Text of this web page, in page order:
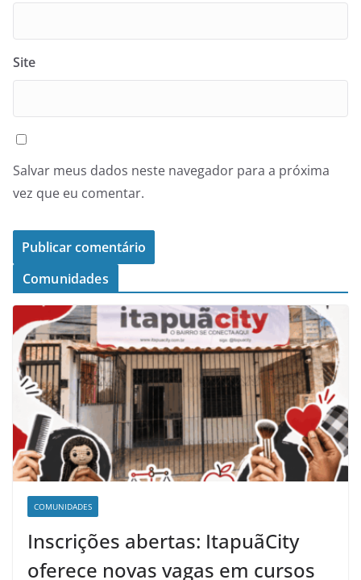
Site
Salvar meus dados neste navegador para a próxima
vez que eu comentar.
Comunidades
COMUNIDADES
Inscrições abertas: ItapuãCity
oferece novas vagas em cursos